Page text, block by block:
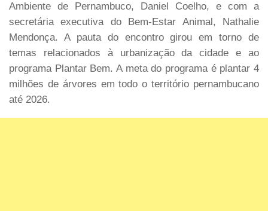
Ambiente de Pernambuco, Daniel Coelho, e com a
secretária executiva do Bem-Estar Animal, Nathalie
Mendonça. A pauta do encontro girou em torno de
temas relacionados à urbanização da cidade e ao
programa Plantar Bem. A meta do programa é plantar 4
milhões de árvores em todo o território pernambucano
até 2026.